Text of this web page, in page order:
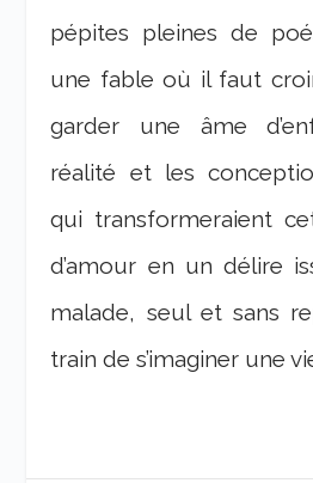
pépites pleines de
une fable où il faut
garder une âme
réalité et les
qui transformeraient
d’amour en un délire
malade, seul et sans
train de s’imaginer une